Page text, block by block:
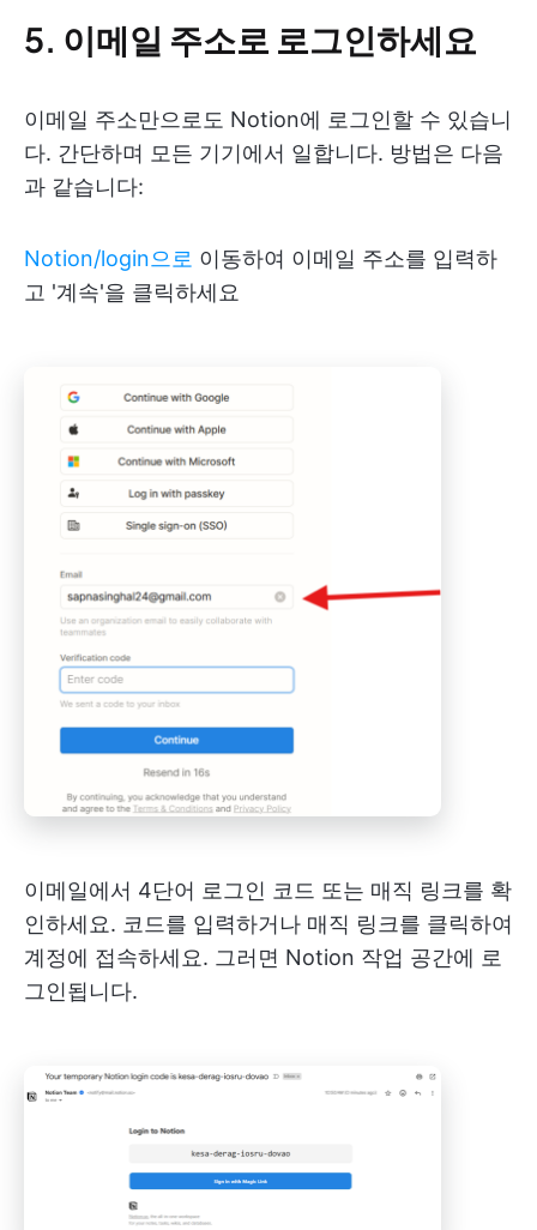
5. 이메일 주소로 로그인하세요
이메일 주소만으로도 Notion에 로그인할 수 있습니
다. 간단하며 모든 기기에서 일합니다. 방법은 다음
과 같습니다:
Notion/login으로 이동하여 이메일 주소를 입력하
고 '계속'을 클릭하세요
이메일에서 4단어 로그인 코드 또는 매직 링크를 확
인하세요. 코드를 입력하거나 매직 링크를 클릭하여
계정에 접속하세요. 그러면 Notion 작업 공간에 로
그인됩니다.